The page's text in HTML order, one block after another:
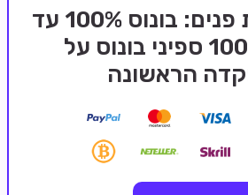
חבילת קבלת פנים: בונוס 100% עד
300€ + 100 ספיני בונוס על
הראשונה